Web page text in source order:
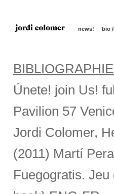
news! bio
Únete! join Us!
Pavilion 57
Jordi Colomer,
(2011) Martí
Fuegogratis.